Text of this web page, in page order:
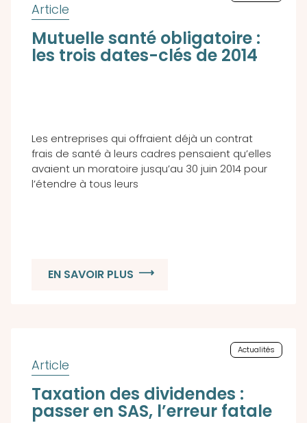
Mutuelle santé obligatoire :
les trois dates-clés de 2014
Les entreprises qui offraient déjà un contrat
frais de santé à leurs cadres pensaient qu’elles
avaient un moratoire jusqu’au 30 juin 2014 pour
l’étendre à tous leurs
EN SAVOIR PLUS
Actualités
Taxation des dividendes :
passer en SAS, l’erreur fatale